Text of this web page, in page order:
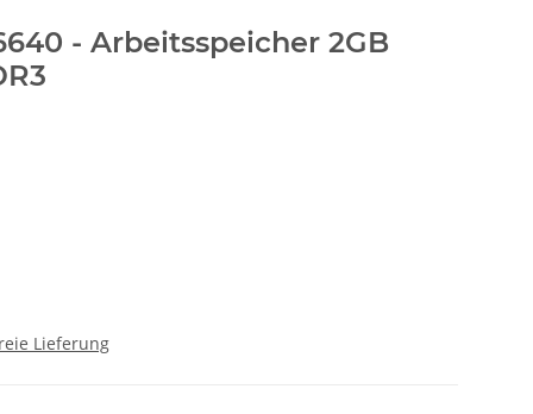
- Arbeitsspeicher 2GB
Lieferung